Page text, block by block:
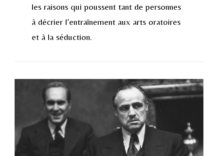
les raisons qui poussent tant de personnes
à décrier l’entraînement aux arts oratoires
et à la séduction.